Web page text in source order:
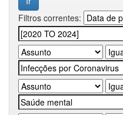
Filtros correntes: